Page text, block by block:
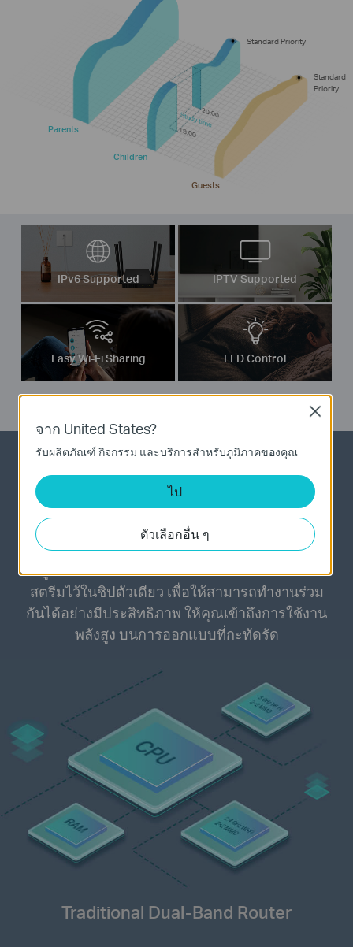
Standard Priority
Standard
Priority
Parents
Children
Guests
20:00
Study time
18:00
IPv6 Supported IPTV Supported
Easy Wi-Fi Sharing LED Control
Traditional Dual-Band Router
High Integration, Compact Size
โครงสร้างระบบของ Archer C54 มุ่งเน้นไปที่การ
สร้าง WiFi ที่เหมาะสมที่สุด เทคโนโลยี
Semiconductor ขั้นสูงช่วยรวมหน่วยต่างๆรวมทั้ง
ซีพียูหน่วยความจำ และหน่วยประมวลผลแบบหลาย
สตรีมไว้ในชิปตัวเดียว เพื่อให้สามารถทำงานร่วม
กันได้อย่างมีประสิทธิภาพ ให้คุณเข้าถึงการใช้งาน
พลังสูง บนการออกแบบที่กะทัดรัด
จาก United States?
รับผลิตภัณฑ์ กิจกรรม และบริการสำหรับภูมิภาคของคุณ
ไป
ตัวเลือกอื่น ๆ
Close